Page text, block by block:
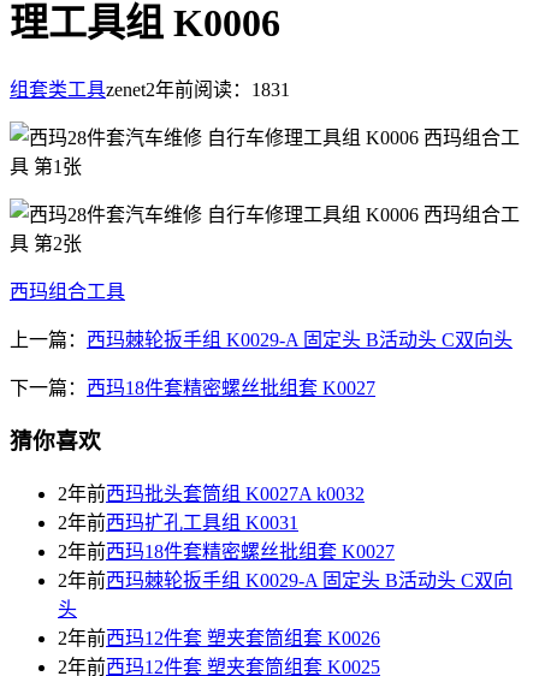
理工具组 K0006
组套类工具zenet2年前阅读：1831
西玛组合工具
上一篇： 西玛棘轮扳手组 K0029-A 固定头 B活动头 C双向头
下一篇： 西玛18件套精密螺丝批组套 K0027
猜你喜欢
2年前西玛批头套筒组 K0027A k0032
2年前西玛扩孔工具组 K0031
2年前西玛18件套精密螺丝批组套 K0027
2年前西玛棘轮扳手组 K0029-A 固定头 B活动头 C双向
头
2年前西玛12件套 塑夹套筒组套 K0026
2年前西玛12件套 塑夹套筒组套 K0025